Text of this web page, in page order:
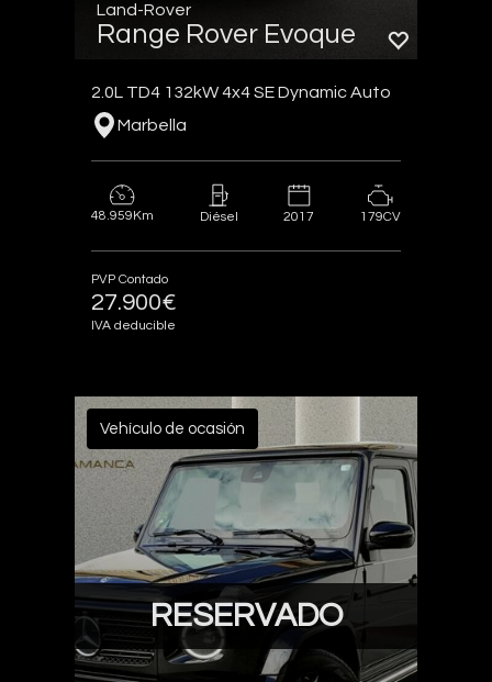
Land-Rover
Range Rover Evoque
2.0L TD4 132kW 4x4 SE Dynamic Auto
Marbella
48.959Km Diésel 2017 179CV
PVP Contado
27.900€
IVA deducible
RESERVADO
Vehículo de ocasión